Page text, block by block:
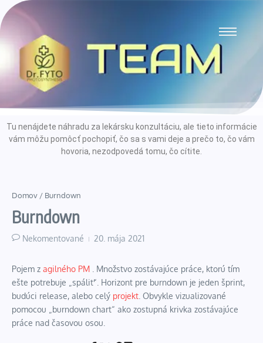
Tu nenájdete náhradu za lekársku konzultáciu, ale tieto informácie
vám môžu pomôcť pochopiť, čo sa s vami deje a prečo to, čo vám
hovoria, nezodpovedá tomu, čo cítite.
Domov / Burndown
Burndown
Nekomentované 20. mája 2021
Pojem z agilného PM . Množstvo zostávajúce práce, ktorú tím
ešte potrebuje „spáliť“. Horizont pre burndown je jeden šprint,
budúci release, alebo celý projekt . Obvykle vizualizované
pomocou „burndown chart“ ako zostupná krivka zostávajúce
práce nad časovou osou.